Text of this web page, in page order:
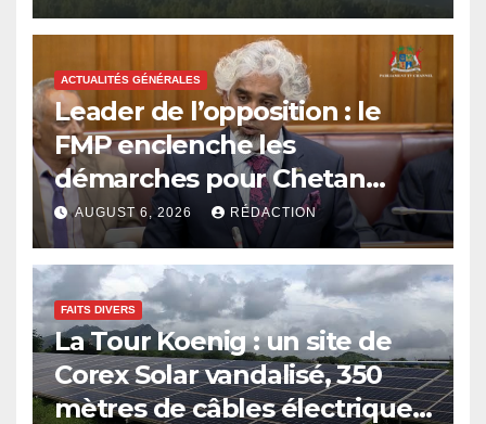
ACTUALITÉS GÉNÉRALES
Leader de l’opposition : le
FMP enclenche les
démarches pour Chetan
Baboolall
AUGUST 6, 2026 RÉDACTION
FAITS DIVERS
La Tour Koenig : un site de
Corex Solar vandalisé, 350
mètres de câbles électriques